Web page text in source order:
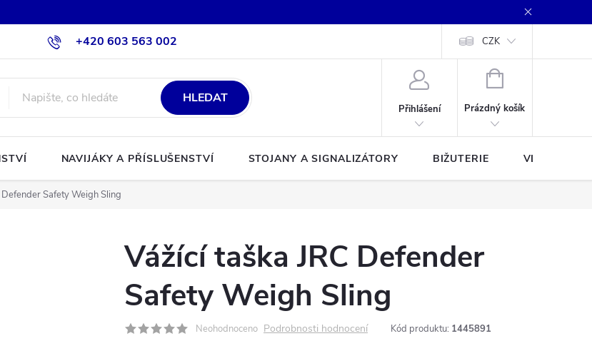
+420 603 563 002 CZK
HLEDAT
Přihlášení
NÁKUPNÍ
Prázdný košík
NAVIJÁKY A PŘÍSLUŠENSTVÍ STOJANY A SIGNALIZÁTORY BIŽUTERIE VLASCE A
Defender Safety Weigh Sling
Vážící taška JRC Defender
Safety Weigh Sling
Neohodnoceno Podrobnosti hodnocení Kód produktu: 1445891